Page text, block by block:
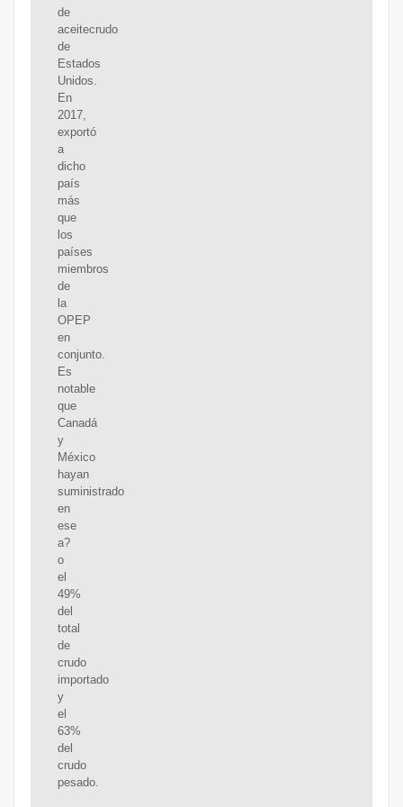
de
aceitecrudo
de
Estados
Unidos.
En
2017,
exportó
a
dicho
país
más
que
los
países
miembros
de
la
OPEP
en
conjunto.
Es
notable
que
Canadá
y
México
hayan
suministrado
en
ese
a?
o
el
49%
del
total
de
crudo
importado
y
el
63%
del
crudo
pesado.